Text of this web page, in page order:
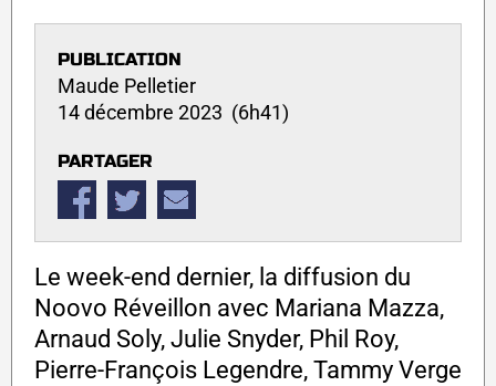
PUBLICATION
Maude Pelletier
14 décembre 2023 (6h41)
PARTAGER
Le week-end dernier, la diffusion du
Noovo Réveillon avec Mariana Mazza,
Arnaud Soly, Julie Snyder, Phil Roy,
Pierre-François Legendre, Tammy Verge